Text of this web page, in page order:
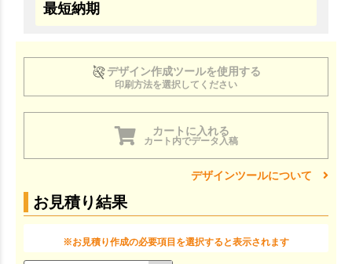
最短納期
デザイン作成ツールを使用する
印刷方法を選択してください
カートに入れる
カート内でデータ入稿
デザインツールについて
お見積り結果
※お見積り作成の必要項目を選択すると表示されます